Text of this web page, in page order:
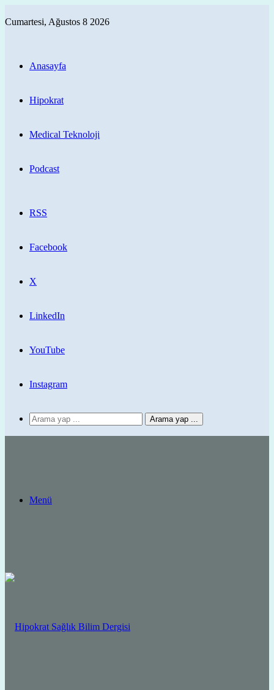
Cumartesi, Ağustos 8 2026
Anasayfa
Hipokrat
Medical Teknoloji
Podcast
RSS
Facebook
X
LinkedIn
YouTube
Instagram
Arama yap ...
Menü